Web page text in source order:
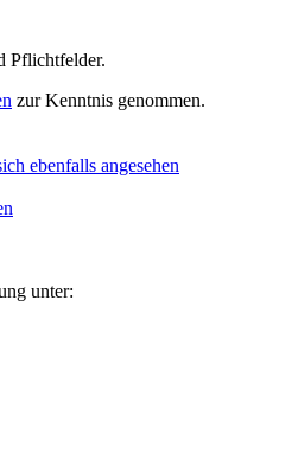
Pflichtfelder.
zur Kenntnis genommen.
ebenfalls angesehen
unter: